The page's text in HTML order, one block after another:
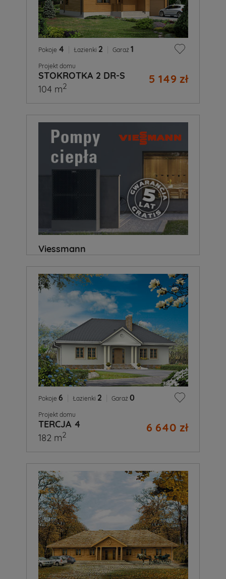
Pokoje 4 Łazienki 2 Garaż 1
Projekt domu
STOKROTKA 2 DR-S 5 149 zł
104 m2
Viessmann
Pokoje 6 Łazienki 2 Garaż 0
Projekt domu
TERCJA 4 6 640 zł
182 m2